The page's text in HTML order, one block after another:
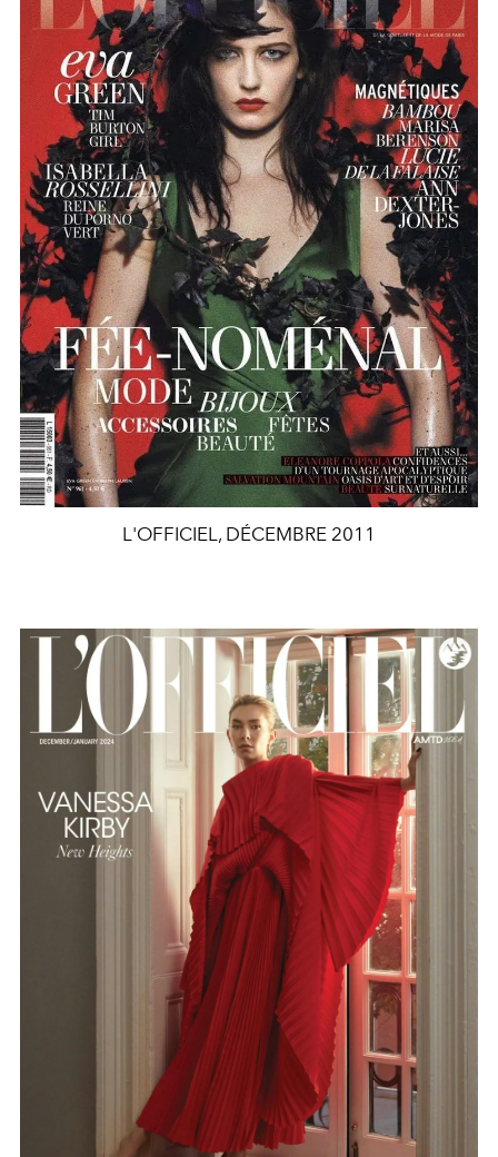
L'OFFICIEL, DÉCEMBRE 2011